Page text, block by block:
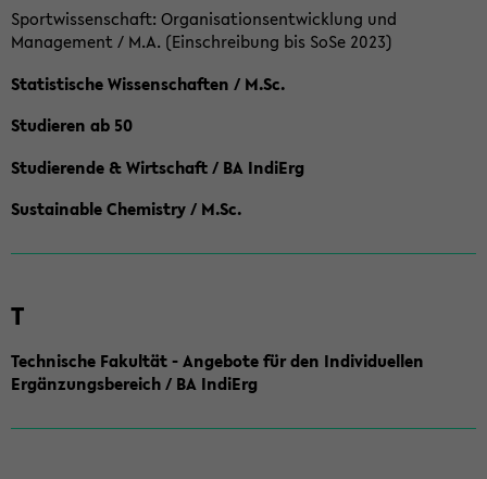
Sportwissenschaft: Organisationsentwicklung und
Management / M.A. (Einschreibung bis SoSe 2023)
Statistische Wissenschaften / M.Sc.
Studieren ab 50
Studierende & Wirtschaft / BA IndiErg
Sustainable Chemistry / M.Sc.
T
Technische Fakultät - Angebote für den Individuellen
Ergänzungsbereich / BA IndiErg